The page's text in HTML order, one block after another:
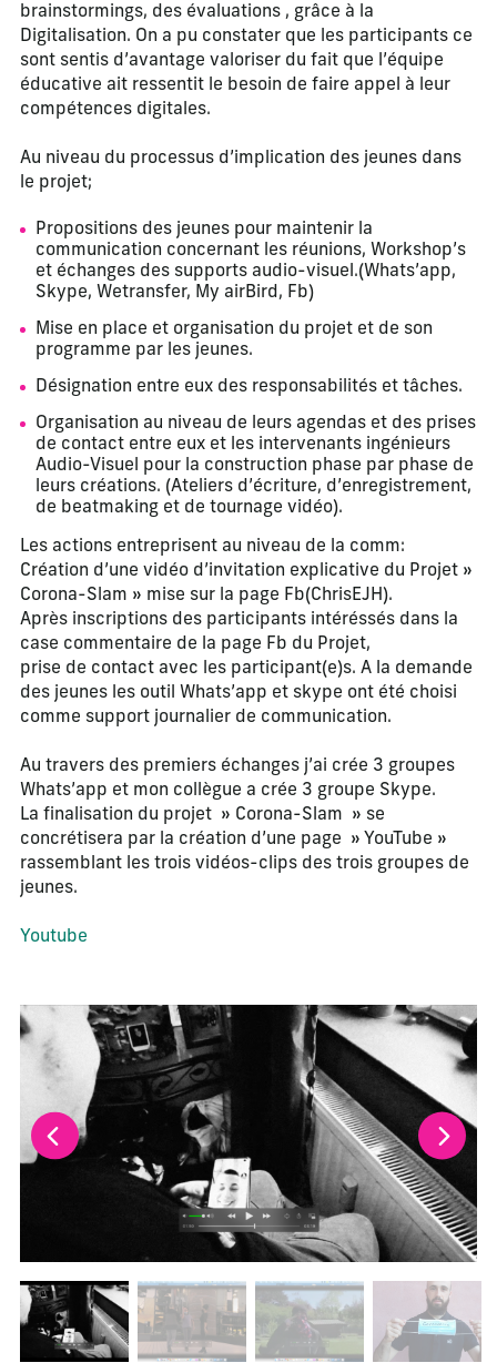
brainstormings, des évaluations , grâce à la
Digitalisation. On a pu constater que les participants ce
sont sentis d’avantage valoriser du fait que l’équipe
éducative ait ressentit le besoin de faire appel à leur
compétences digitales.
Au niveau du processus d’implication des jeunes dans
le projet;
Propositions des jeunes pour maintenir la
communication concernant les réunions, Workshop’s
et échanges des supports audio-visuel.(Whats’app,
Skype, Wetransfer, My airBird, Fb)
Mise en place et organisation du projet et de son
programme par les jeunes.
Désignation entre eux des responsabilités et tâches.
Organisation au niveau de leurs agendas et des prises
de contact entre eux et les intervenants ingénieurs
Audio-Visuel pour la construction phase par phase de
leurs créations. (Ateliers d’écriture, d’enregistrement,
de beatmaking et de tournage vidéo).
Les actions entreprisent au niveau de la comm:
Création d’une vidéo d’invitation explicative du Projet »
Corona-Slam » mise sur la page Fb(ChrisEJH).
Après inscriptions des participants intéréssés dans la
case commentaire de la page Fb du Projet,
prise de contact avec les participant(e)s. A la demande
des jeunes les outil Whats’app et skype ont été choisi
comme support journalier de communication.
Au travers des premiers échanges j’ai crée 3 groupes
Whats’app et mon collègue a crée 3 groupe Skype.
La finalisation du projet » Corona-Slam » se
concrétisera par la création d’une page » YouTube »
rassemblant les trois vidéos-clips des trois groupes de
jeunes.
Youtube
La modification de la diapositive actuelle de ce
Changer la diapositive actuelle de ce carrousel